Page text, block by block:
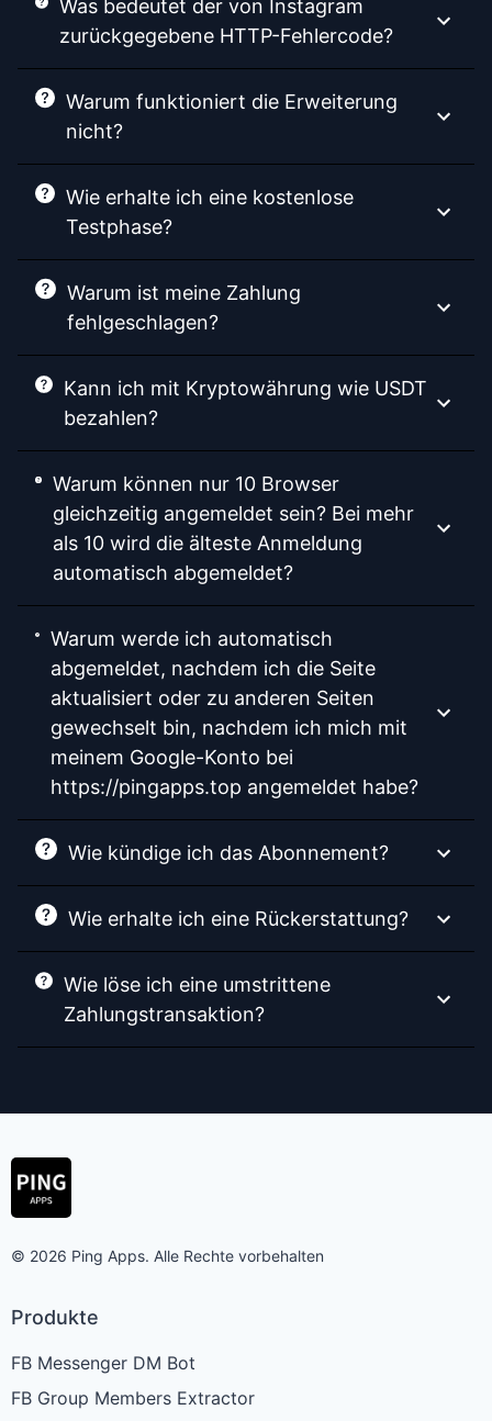
Was bedeutet der von Instagram
zurückgegebene HTTP-Fehlercode?
Warum funktioniert die Erweiterung
nicht?
Wie erhalte ich eine kostenlose
Testphase?
Warum ist meine Zahlung
fehlgeschlagen?
Kann ich mit Kryptowährung wie USDT
bezahlen?
Warum können nur 10 Browser
gleichzeitig angemeldet sein? Bei mehr
als 10 wird die älteste Anmeldung
automatisch abgemeldet?
Warum werde ich automatisch
abgemeldet, nachdem ich die Seite
aktualisiert oder zu anderen Seiten
gewechselt bin, nachdem ich mich mit
meinem Google-Konto bei
https://pingapps.top angemeldet habe?
Wie kündige ich das Abonnement?
Wie erhalte ich eine Rückerstattung?
Wie löse ich eine umstrittene
Zahlungstransaktion?
© 2026 Ping Apps. Alle Rechte vorbehalten
Produkte
FB Messenger DM Bot
FB Group Members Extractor